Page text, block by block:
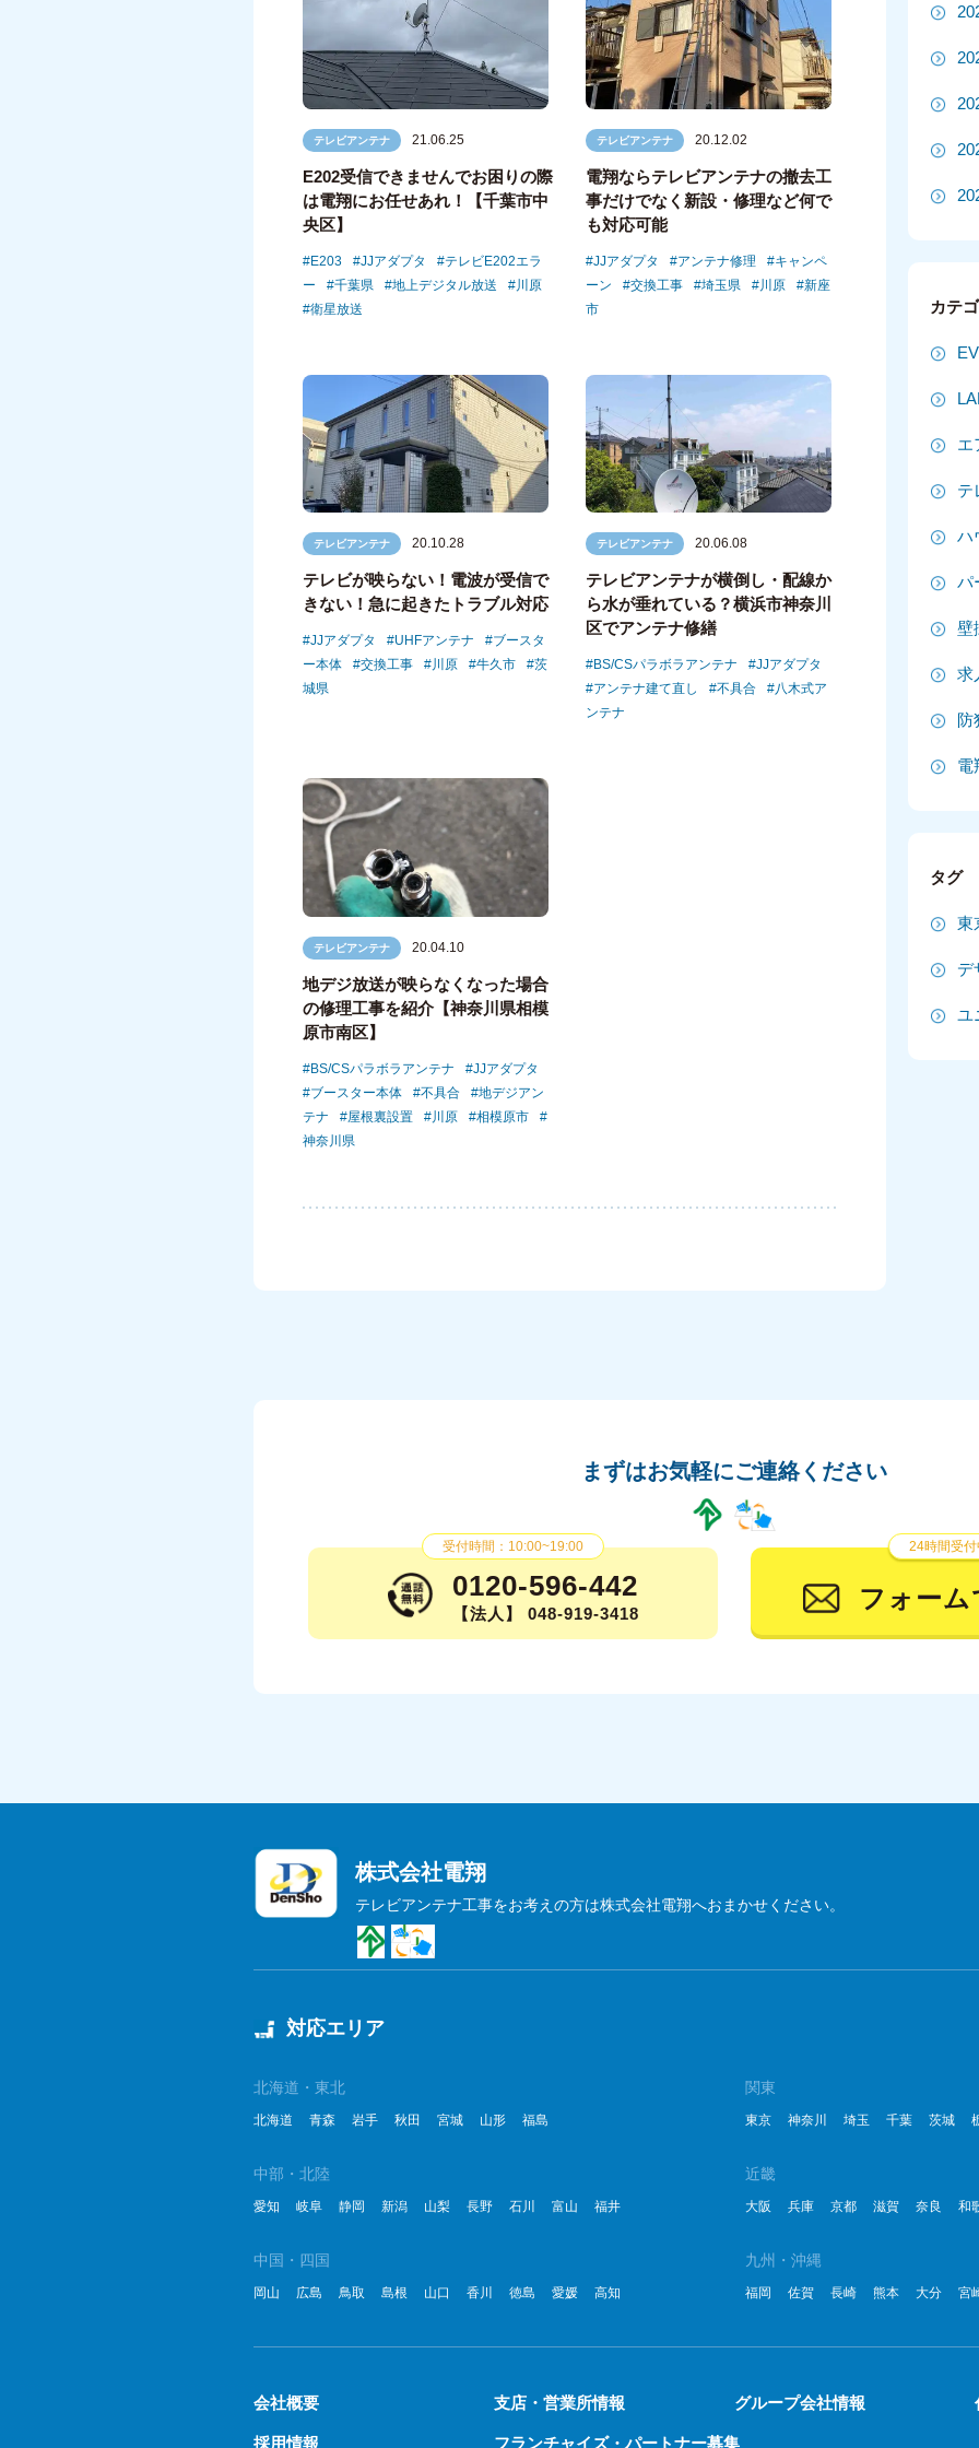
テレビアンテナ 21.06.25
E202受信できませんでお困りの際
は電翔にお任せあれ！【千葉市中
央区】
E203 JJアダプタ
テレビE202エラ
ー
千葉県 地上デジタル放送
川原
衛星放送
テレビアンテナ 20.12.02
電翔ならテレビアンテナの撤去工
事だけでなく新設・修理など何で
も対応可能
JJアダプタ アンテナ修理
キャンペ
ーン
交換工事 埼玉県 川原
新座
市
テレビアンテナ 20.10.28
テレビが映らない！電波が受信で
きない！急に起きたトラブル対応
JJアダプタ UHFアンテナ
ブースタ
ー本体
交換工事 川原 牛久市
茨
城県
テレビアンテナ 20.06.08
テレビアンテナが横倒し・配線か
ら水が垂れている？横浜市神奈川
区でアンテナ修繕
BS/CSパラボラアンテナ
JJアダプタ
アンテナ建て直し
不具合
八木式ア
ンテナ
テレビアンテナ 20.04.10
地デジ放送が映らなくなった場合
の修理工事を紹介【神奈川県相模
原市南区】
BS/CSパラボラアンテナ
JJアダプタ
ブースター本体
不具合
地デジアン
テナ
屋根裏設置 川原
相模原市
神奈川県
カテ
エ
テ
ハ
パ
壁
求
防
電
タグ
東
デ
ユ
まずはお気軽にご連絡ください
受付時間：10:00~19:00
0120-596-442
【法人】 048-919-3418
24時間受付
フォーム
株式会社電翔
テレビアンテナ工事をお考えの方は株式会社電翔へおまかせください。
対応エリア
北海道・東北
北海道 青森 岩手 秋田 宮城 山形 福島
関東
東京 神奈川 埼玉 千葉 茨城
中部・北陸
愛知 岐阜 静岡 新潟 山梨 長野 石川 富山 福井
近畿
大阪 兵庫 京都 滋賀 奈良 和
中国・四国
岡山 広島 鳥取 島根 山口 香川 徳島 愛媛 高知
九州・沖縄
福岡 佐賀 長崎 熊本 大分 宮
会社概要 支店・営業所情報 グループ会社情報
採用情報 フランチャイズ・パートナー募集